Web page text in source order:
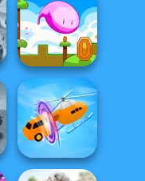
Monster Hell:
Zombie Arena
Mini Steps